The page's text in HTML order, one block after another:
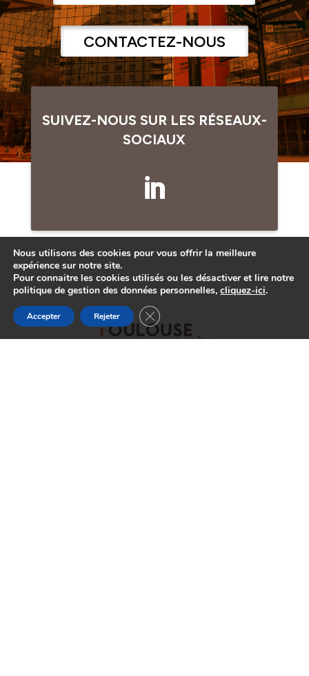
CONTACTEZ-NOUS
SUIVEZ-NOUS SUR LES RÉSEAUX-
SOCIAUX
Nous utilisons des cookies pour vous offrir la meilleure
expérience sur notre site.
Pour connaitre les cookies utilisés ou les désactiver et lire notre
politique de gestion des données personnelles, cliquez-ici.
Accepter Rejeter Fermer la bannière des cookies